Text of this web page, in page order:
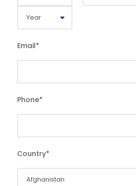
Email*
Phone*
Country*